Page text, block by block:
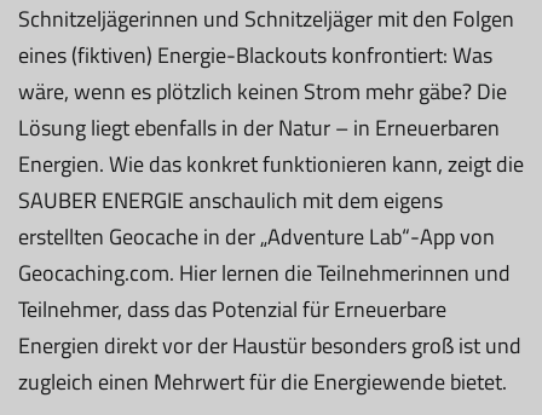
Schnitzeljägerinnen und Schnitzeljäger mit den Folgen
eines (fiktiven) Energie-Blackouts konfrontiert: Was
wäre, wenn es plötzlich keinen Strom mehr gäbe? Die
Lösung liegt ebenfalls in der Natur – in Erneuerbaren
Energien. Wie das konkret funktionieren kann, zeigt die
SAUBER ENERGIE anschaulich mit dem eigens
erstellten Geocache in der „Adventure Lab“-App von
Geocaching.com. Hier lernen die Teilnehmerinnen und
Teilnehmer, dass das Potenzial für Erneuerbare
Energien direkt vor der Haustür besonders groß ist und
zugleich einen Mehrwert für die Energiewende bietet.